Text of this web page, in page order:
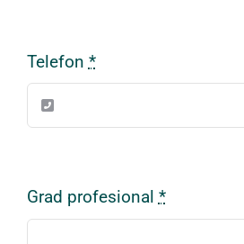
Telefon *
Grad profesional *